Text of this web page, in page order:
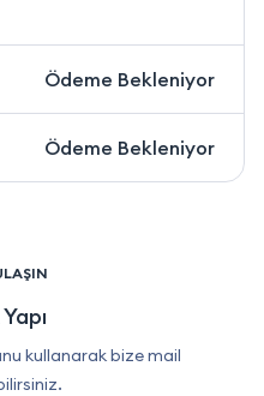
Ödeme Bekleniyor
Ödeme Bekleniyor
kullanarak bize mail